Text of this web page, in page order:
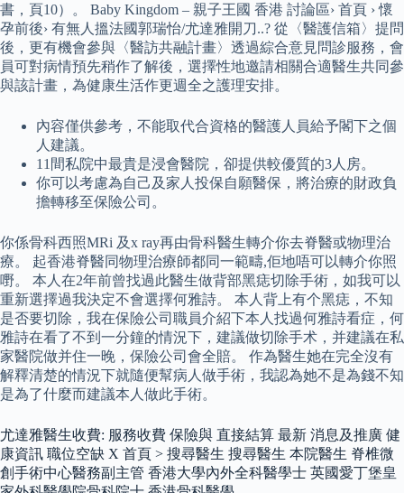
書，頁10）。 Baby Kingdom – 親子王國 香港 討論區› 首頁 › 懷
孕前後› 有無人搵法國郭瑞怡/尤達雅開刀..? 從〈醫護信箱〉提問
後，更有機會參與〈醫訪共融計畫〉透過綜合意見問診服務，會
員可對病情預先稍作了解後，選擇性地邀請相關合適醫生共同參
與該計畫，為健康生活作更週全之護理安排。
內容僅供參考，不能取代合資格的醫護人員給予閣下之個
人建議。
11間私院中最貴是浸會醫院，卻提供較優質的3人房。
你可以考慮為自己及家人投保自願醫保，將治療的財政負
擔轉移至保險公司。
你係骨科西照MRi 及x ray再由骨科醫生轉介你去脊醫或物理治
療。 起香港脊醫同物理治療師都同一範疇,佢地唔可以轉介你照
嘢。 本人在2年前曾找過此醫生做背部黑痣切除手術，如我可以
重新選擇過我決定不會選擇何雅詩。 本人背上有个黑痣，不知
是否要切除，我在保險公司職員介紹下本人找過何雅詩看症，何
雅詩在看了不到一分鐘的情況下，建議做切除手术，并建議在私
家醫院做并住一晚，保險公司會全賠。 作為醫生她在完全沒有
解釋清楚的情況下就隨便幫病人做手術，我認為她不是為錢不知
是為了什麼而建議本人做此手術。
尤達雅醫生收費: 服務收費 保險與 直接結算 最新 消息及推廣 健
康資訊 職位空缺 X 首頁 > 搜尋醫生 搜尋醫生 本院醫生 脊椎微
創手術中心醫務副主管 香港大學內外全科醫學士 英國愛丁堡皇